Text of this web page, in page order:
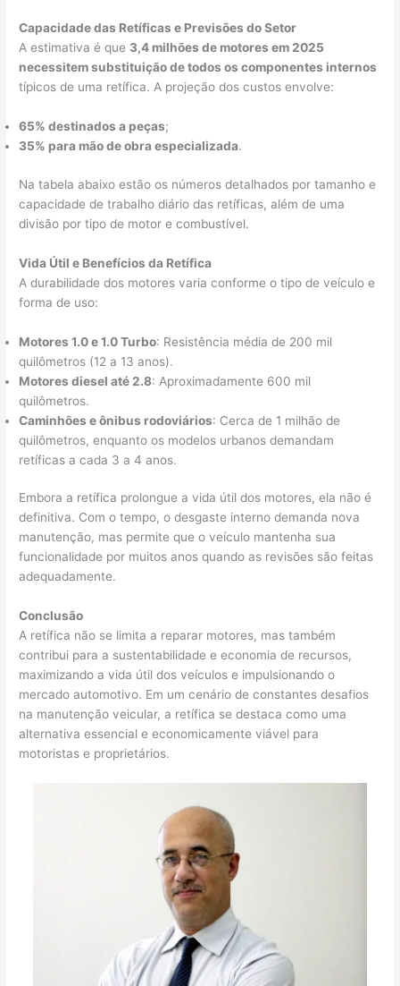
Capacidade das Retíficas e Previsões do Setor
A estimativa é que 3,4 milhões de motores em 2025
necessitem substituição de todos os componentes internos
típicos de uma retífica. A projeção dos custos envolve:
65% destinados a peças;
35% para mão de obra especializada.
Na tabela abaixo estão os números detalhados por tamanho e
capacidade de trabalho diário das retíficas, além de uma
divisão por tipo de motor e combustível.
Vida Útil e Benefícios da Retífica
A durabilidade dos motores varia conforme o tipo de veículo e
forma de uso:
Motores 1.0 e 1.0 Turbo: Resistência média de 200 mil
quilômetros (12 a 13 anos).
Motores diesel até 2.8: Aproximadamente 600 mil
quilômetros.
Caminhões e ônibus rodoviários: Cerca de 1 milhão de
quilômetros, enquanto os modelos urbanos demandam
retíficas a cada 3 a 4 anos.
Embora a retífica prolongue a vida útil dos motores, ela não é
definitiva. Com o tempo, o desgaste interno demanda nova
manutenção, mas permite que o veículo mantenha sua
funcionalidade por muitos anos quando as revisões são feitas
adequadamente.
Conclusão
A retífica não se limita a reparar motores, mas também
contribui para a sustentabilidade e economia de recursos,
maximizando a vida útil dos veículos e impulsionando o
mercado automotivo. Em um cenário de constantes desafios
na manutenção veicular, a retífica se destaca como uma
alternativa essencial e economicamente viável para
motoristas e proprietários.